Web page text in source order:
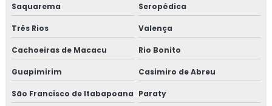
Saquarema Seropédica
Três Rios Valença
Cachoeiras de Macacu Rio Bonito
Guapimirim Casimiro de Abreu
São Francisco de Itabapoana Paraty